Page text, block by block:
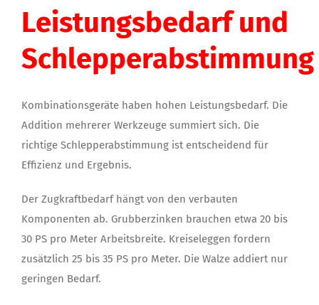
Leistungsbedarf und
Schlepperabstimmung
Kombinationsgeräte haben hohen Leistungsbedarf. Die
Addition mehrerer Werkzeuge summiert sich. Die
richtige Schlepperabstimmung ist entscheidend für
Effizienz und Ergebnis.
Der Zugkraftbedarf hängt von den verbauten
Komponenten ab. Grubberzinken brauchen etwa 20 bis
30 PS pro Meter Arbeitsbreite. Kreiseleggen fordern
zusätzlich 25 bis 35 PS pro Meter. Die Walze addiert nur
geringen Bedarf.